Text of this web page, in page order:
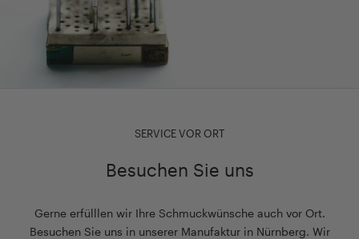
SERVICE VOR ORT
Besuchen Sie uns
Gerne erfülllen wir Ihre Schmuckwünsche auch vor Ort.
Besuchen Sie uns in unserer Manufaktur in Nürnberg. Wir